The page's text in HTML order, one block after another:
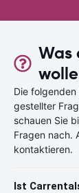
Was
Die
gestellter
schauen Sie
Fragen nach.
kontaktieren.
Ist